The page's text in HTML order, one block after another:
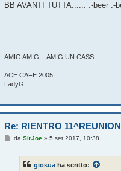
BB AVANTI TUTTA...... :-beer :-
AMIG AMIG ...AMIG UN CASS..
ACE CAFE 2005
LadyG
Re: RIENTRO
MdaSirJoe »5 set 2017, 10:38
giosua ha scritto: